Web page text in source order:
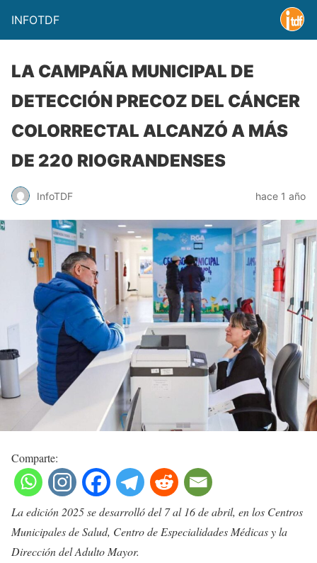
INFOTDF
LA CAMPAÑA MUNICIPAL DE
DETECCIÓN PRECOZ DEL CÁNCER
COLORRECTAL ALCANZÓ A MÁS
DE 220 RIOGRANDENSES
InfoTDF hace 1 año
Comparte:
La edición 2025 se desarrolló del 7 al 16 de abril, en los Centros
Municipales de Salud, Centro de Especialidades Médicas y la
Dirección del Adulto Mayor.